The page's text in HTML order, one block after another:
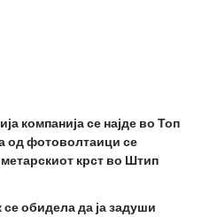
компанија се најде во Топ
од фотоволтаици се
крст во Штип
се обидела да ја задуши